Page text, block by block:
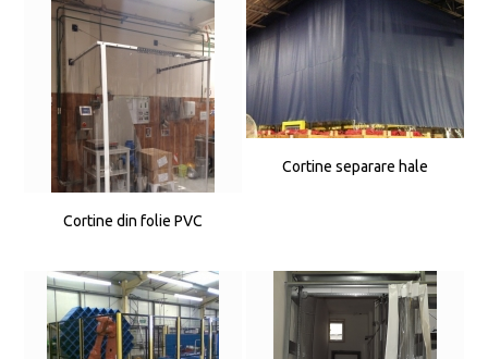
Cortine din folie PVC
Cortine separare hale